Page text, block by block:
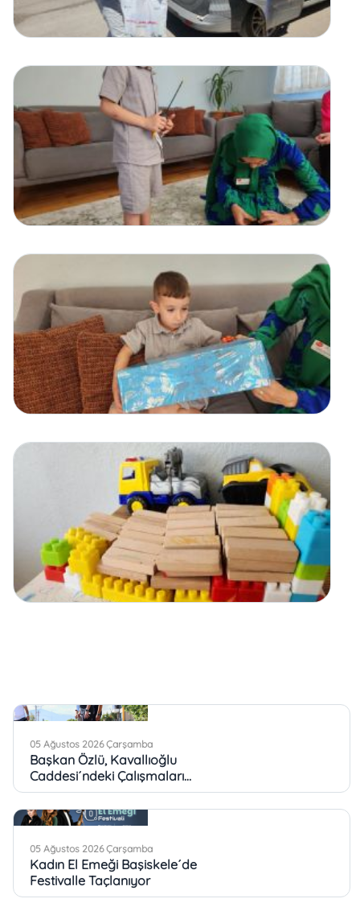
05 Ağustos 2026 Çarşamba
Başkan Özlü, Kavallıoğlu
Caddesi´ndeki Çalışmaları
İnceledi
05 Ağustos 2026 Çarşamba
Kadın El Emeği Başiskele´de
Festivalle Taçlanıyor